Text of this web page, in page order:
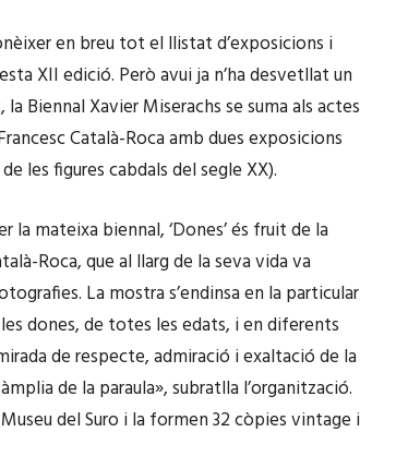
en breu tot el llistat d’exposicions i
XII edició. Però avui ja n’ha desvetllat un
Biennal Xavier Miserachs se suma als actes
Català-Roca amb dues exposicions
les figures cabdals del segle XX).
la mateixa biennal, ‘Dones’ és fruit de la
Roca, que al llarg de la seva vida va
La mostra s’endinsa en la particular
dones, de totes les edats, i en diferents
de respecte, admiració i exaltació de la
de la paraula», subratlla l’organització.
del Suro i la formen 32 còpies vintage i